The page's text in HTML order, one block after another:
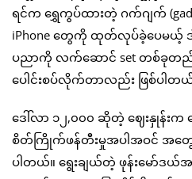
ရင်က ရွှေကွပ်ထားတဲ့ ဂက်ဂျက်
iPhone တွေကို ထုတ်လုပ်ခဲ့ပေမယ့်
ပညာကို လက်ဆောင် set တစ်ခုတည်
ပေါင်းစပ်လိုက်တာလည်း ဖြစ်ပါတ
ဒေါ်လာ ၁၂,၀၀၀ ဆိုတဲ့ ဈေးနှုန်း
စိတ်ကြိုက်ဖန်တီးမှုအပါအဝင် အ
ပါတယ်။ ရွေးချယ်တဲ့ ဖုန်းမော်ဒယ်